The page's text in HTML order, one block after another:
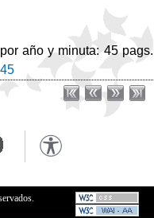
año y minuta: 45 pags.
45